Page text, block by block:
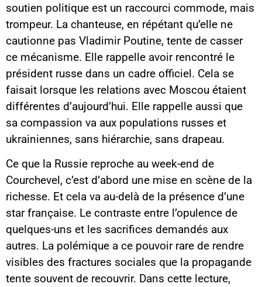
soutien politique est un raccourci commode, mais
trompeur. La chanteuse, en répétant qu’elle ne
cautionne pas Vladimir Poutine, tente de casser
ce mécanisme. Elle rappelle avoir rencontré le
président russe dans un cadre officiel. Cela se
faisait lorsque les relations avec Moscou étaient
différentes d’aujourd’hui. Elle rappelle aussi que
sa compassion va aux populations russes et
ukrainiennes, sans hiérarchie, sans drapeau.
Ce que la Russie reproche au week-end de
Courchevel, c’est d’abord une mise en scène de la
richesse. Et cela va au-delà de la présence d’une
star française. Le contraste entre l’opulence de
quelques-uns et les sacrifices demandés aux
autres. La polémique a ce pouvoir rare de rendre
visibles des fractures sociales que la propagande
tente souvent de recouvrir. Dans cette lecture,